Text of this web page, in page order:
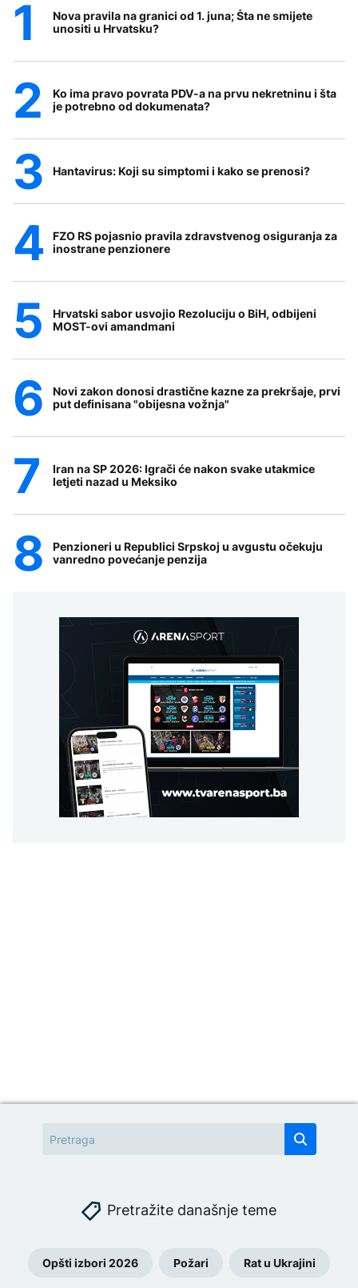
Nova pravila na granici od 1. juna; Šta ne smijete
unositi u Hrvatsku?
Ko ima pravo povrata PDV-a na prvu nekretninu i šta
je potrebno od dokumenata?
Hantavirus: Koji su simptomi i kako se prenosi?
FZO RS pojasnio pravila zdravstvenog osiguranja za
inostrane penzionere
Hrvatski sabor usvojio Rezoluciju o BiH, odbijeni
MOST-ovi amandmani
Novi zakon donosi drastične kazne za prekršaje, prvi
put definisana "obijesna vožnja"
Iran na SP 2026: Igrači će nakon svake utakmice
letjeti nazad u Meksiko
Penzioneri u Republici Srpskoj u avgustu očekuju
vanredno povećanje penzija
Pretražite današnje teme
Opšti izbori 2026 Požari Rat u Ukrajini